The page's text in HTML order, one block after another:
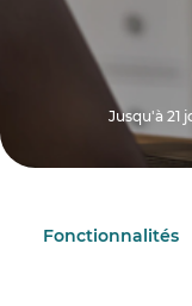
Jusqu'à 21
Fonctionnalités